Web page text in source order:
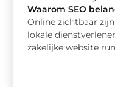
Waarom SEO
Online zichtbaar
lokale
zakelijke website